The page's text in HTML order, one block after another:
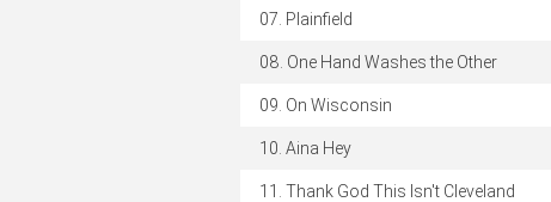
Plainfield
One Hand Washes the Other
On Wisconsin
Aina Hey
Thank God This Isn't Cleveland